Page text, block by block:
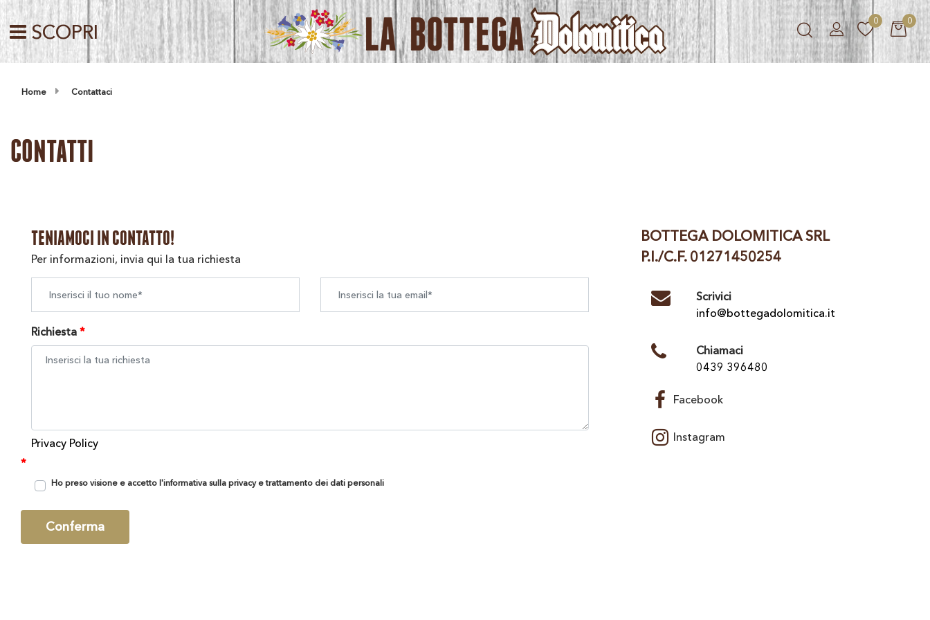
SCOPRI 0 0
Home Contattaci
CONTATTI
TENIAMOCI IN CONTATTO!
Per informazioni, invia qui la tua richiesta
Richiesta *
Privacy Policy
*
*
Ho preso visione e accetto l'informativa sulla privacy e trattamento dei dati personali
BOTTEGA DOLOMITICA SRL
P.I./C.F. 01271450254
Scrivici
info@bottegadolomitica.it
Chiamaci
0439 396480
Facebook
Instagram